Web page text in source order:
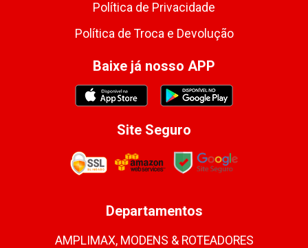
Política de Privacidade
Política de Troca e Devolução
Baixe já nosso APP
Site Seguro
Departamentos
AMPLIMAX, MODENS & ROTEADORES